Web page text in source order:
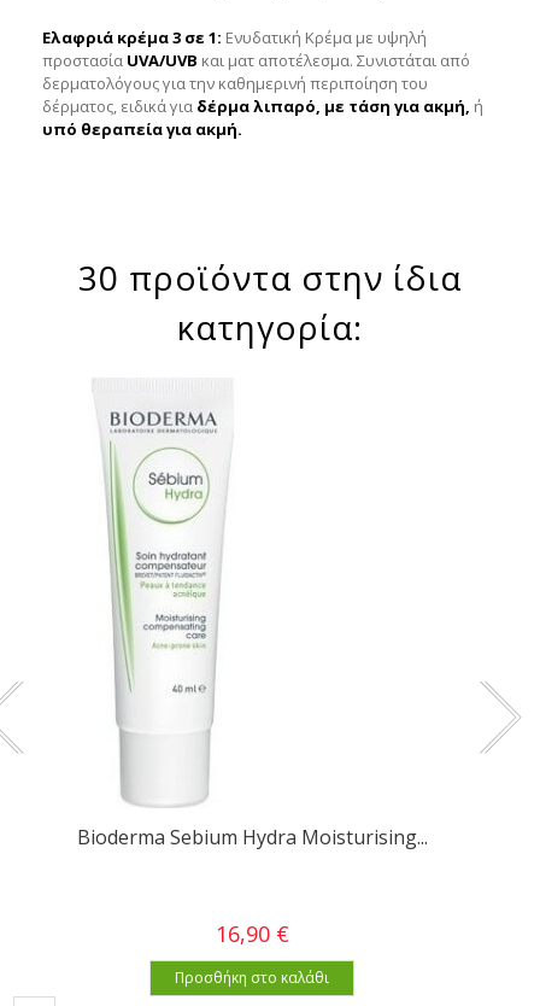
Ελαφριά κρέμα 3 σε 1: Ενυδατική Κρέμα με υψηλή
προστασία UVA/UVB και ματ αποτέλεσμα. Συνιστάται από
δερματολόγους για την καθημερινή περιποίηση του
δέρματος, ειδικά για δέρμα λιπαρό, με τάση για ακμή, ή
υπό θεραπεία για ακμή.
30 προϊόντα στην ίδια
κατηγορία:
Bioderma Sebium Hydra Moisturising...
16,90 €
Προσθήκη στο καλάθι